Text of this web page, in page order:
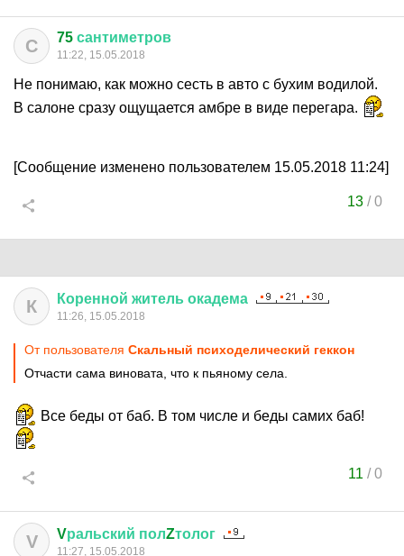
С 75 сантиметров
11:22, 15.05.2018
Не понимаю, как можно сесть в авто с бухим водилой.
В салоне сразу ощущается амбре в виде перегара.
[Сообщение изменено пользователем 15.05.2018 11:24]
13 /0
К Коренной житель окадема
11:26, 15.05.2018
От пользователя Скальный психоделический геккон
Отчасти сама виновата, что к пьяному села.
Все беды от баб. В том числе и беды самих баб!
11 /0
V Vральский полZтолог
11:27, 15.05.2018